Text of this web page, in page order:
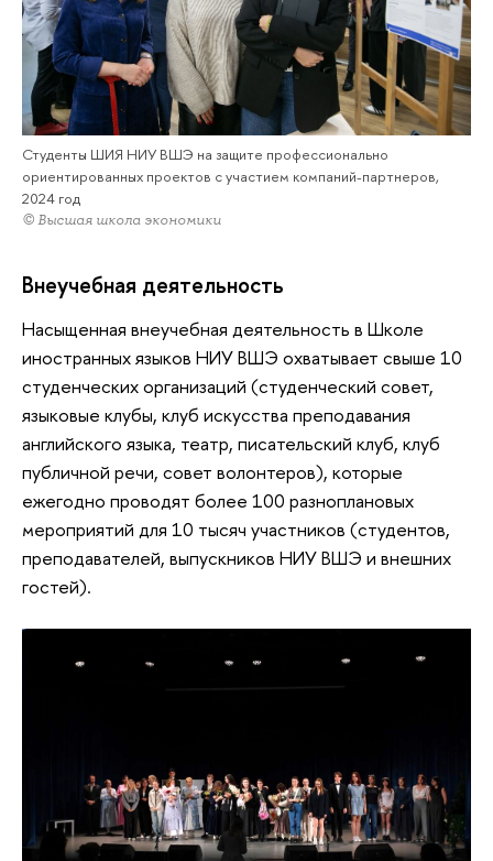
Студенты ШИЯ НИУ ВШЭ на защите профессионально
ориентированных проектов с участием компаний-партнеров,
2024 год
© Высшая школа экономики
Внеучебная деятельность
Насыщенная внеучебная деятельность в Школе
иностранных языков НИУ ВШЭ охватывает свыше 10
студенческих организаций (студенческий совет,
языковые клубы, клуб искусства преподавания
английского языка, театр, писательский клуб, клуб
публичной речи, совет волонтеров), которые
ежегодно проводят более 100 разноплановых
мероприятий для 10 тысяч участников (студентов,
преподавателей, выпускников НИУ ВШЭ и внешних
гостей).